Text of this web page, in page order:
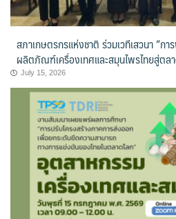
สภาเกษตรกรแห่งชาติ ร่วมเวทีเสวนา “ก
ผลิตภัณฑ์เครื่องเทศและสมุนไพรไทยสู่ตล
July 15, 2026